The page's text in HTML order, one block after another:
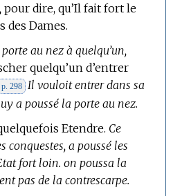
pour dire, qu’Il fait fort le
des Dames.
au nez à quelqu’un,
quelqu’un d’entrer
p. 298 Il vouloit entrer dans sa
a poussé la porte au nez.
Etendre. Ce
conquestes, a poussé les
fort loin. on poussa la
pas de la contrescarpe.